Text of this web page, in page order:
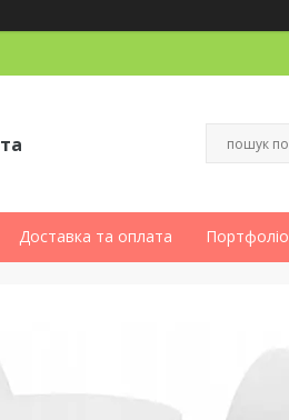
Доставка та оплата Портфоліо